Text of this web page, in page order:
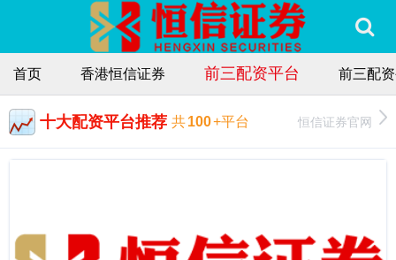
首页 香港恒信证券 前三配资平台 前三配
十大配资平台推荐 共100+平台 恒信证券官网